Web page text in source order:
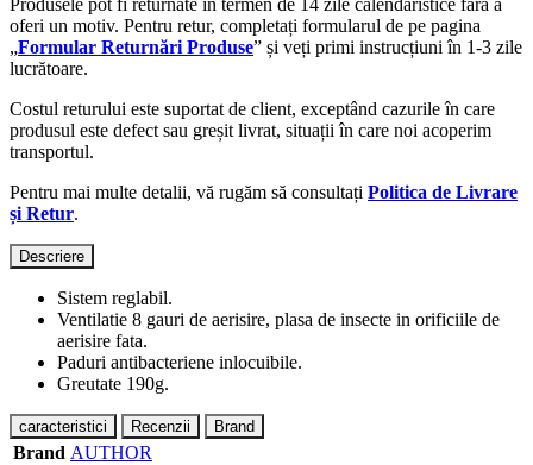
oferi un motiv. Pentru retur, completați formularul de pe pagina
„Formular Returnări Produse” și veți primi instrucțiuni în 1-3 zile
lucrătoare.
Costul returului este suportat de client, exceptând cazurile în care
produsul este defect sau greșit livrat, situații în care noi acoperim
transportul.
Pentru mai multe detalii, vă rugăm să consultați Politica de Livrare
și Retur.
Descriere
Sistem reglabil.
Ventilatie 8 gauri de aerisire, plasa de insecte in orificiile de
aerisire fata.
Paduri antibacteriene inlocuibile.
Greutate 190g.
caracteristici Recenzii Brand
Brand AUTHOR